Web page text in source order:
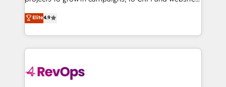
HubSpot experience ✔️Flexible pricing models —
Hourly-fee (assigned one Dedicated HubSpot
requirement). ✔️Helped over 25,000+ customers so
far with our HubSpot solutions. ✔️Bespoke apps &
Hire an agency that's experienced in every inch of
HubSpot and willing to work hand-in-hand with your
team to simplify the complex and build a better
experience for your team and customers.
Elite4.9